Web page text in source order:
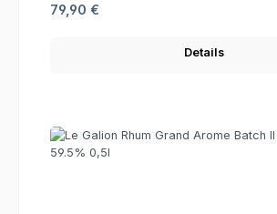
Regulärer Preis:
79,90 €
Details